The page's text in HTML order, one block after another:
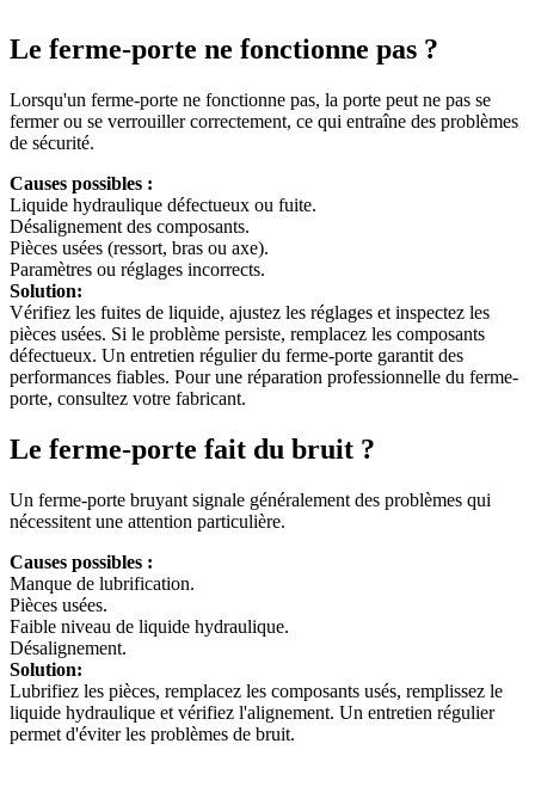
Le ferme-porte ne fonctionne pas ?
Lorsqu'un ferme-porte ne fonctionne pas, la porte peut ne pas se
fermer ou se verrouiller correctement, ce qui entraîne des problèmes
de sécurité.
Causes possibles :
Liquide hydraulique défectueux ou fuite.
Désalignement des composants.
Pièces usées (ressort, bras ou axe).
Paramètres ou réglages incorrects.
Solution:
Vérifiez les fuites de liquide, ajustez les réglages et inspectez les
pièces usées. Si le problème persiste, remplacez les composants
défectueux. Un entretien régulier du ferme-porte garantit des
performances fiables. Pour une réparation professionnelle du ferme-
porte, consultez votre fabricant.
Le ferme-porte fait du bruit ?
Un ferme-porte bruyant signale généralement des problèmes qui
nécessitent une attention particulière.
Causes possibles :
Manque de lubrification.
Pièces usées.
Faible niveau de liquide hydraulique.
Désalignement.
Solution:
Lubrifiez les pièces, remplacez les composants usés, remplissez le
liquide hydraulique et vérifiez l'alignement. Un entretien régulier
permet d'éviter les problèmes de bruit.